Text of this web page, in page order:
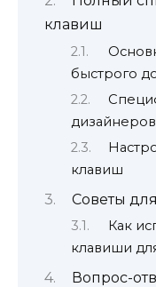
клавиш
быстрого
дизайнеров
клавиш
Советы
Как
клавиши
Вопрос-